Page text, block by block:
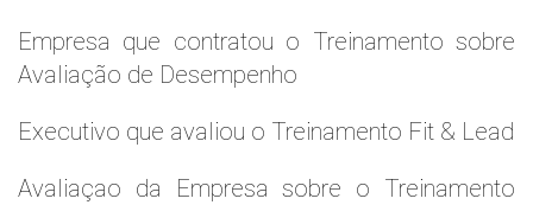
Empresa que contratou o Treinamento sobre
Avaliação de Desempenho
Executivo que avaliou o Treinamento Fit & Lead
Avaliaçao da Empresa sobre o Treinamento